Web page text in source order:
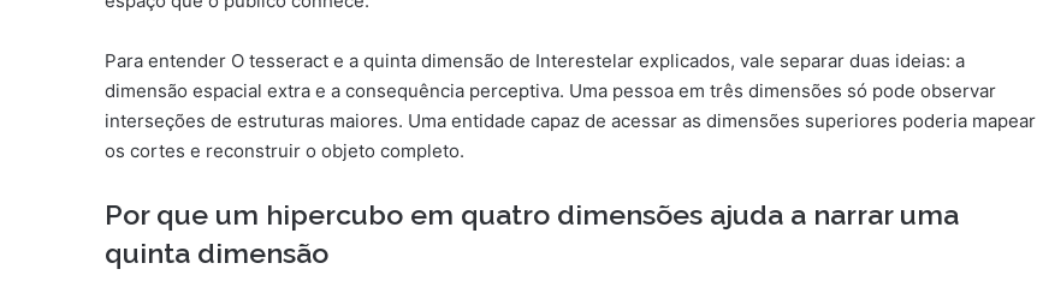
Para entender O tesseract e a quinta dimensão de Interestelar explicados, vale separar duas ideias: a
dimensão espacial extra e a consequência perceptiva. Uma pessoa em três dimensões só pode observar
interseções de estruturas maiores. Uma entidade capaz de acessar as dimensões superiores poderia mapear
os cortes e reconstruir o objeto completo.
Por que um hipercubo em quatro dimensões ajuda a narrar uma
quinta dimensão